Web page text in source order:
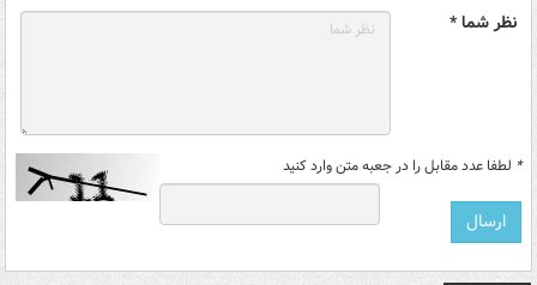
نظر شما *
* لطفا عدد مقابل را در جعبه متن وارد کنید